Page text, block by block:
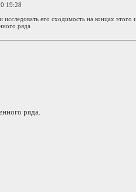
19:28
его сходимость на концах этого
ряда
ряда.